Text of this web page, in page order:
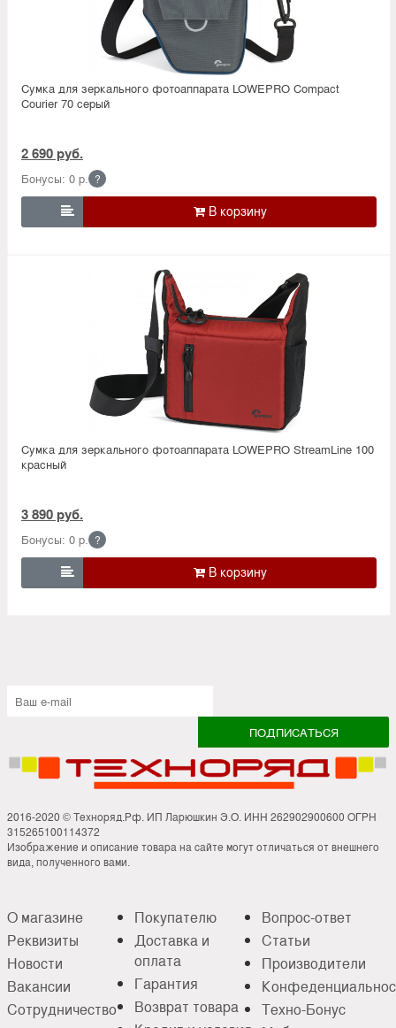
Сумка для зеркального фотоаппарата LOWEPRO Compact
Courier 70 серый
2 690 руб.
Бонусы: 0 р. ?

Сумка для зеркального фотоаппарата LOWEPRO StreamLine 100
красный
3 890 руб.
Бонусы: 0 р. ?

2016-2020 © Техноряд.Рф. ИП Ларюшкин Э.О. ИНН 262902900600 ОГРН
315265100114372
Изображение и описание товара на сайте могут отличаться от внешнего
вида, полученного вами.
О магазине
Реквизиты
Новости
Вакансии
Сотрудничество
Покупателю
Доставка и
оплата
Гарантия
Возврат товара
Вопрос-ответ
Статьи
Производители
Техно-Бонус